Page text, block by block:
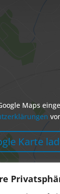
Maps
Karte